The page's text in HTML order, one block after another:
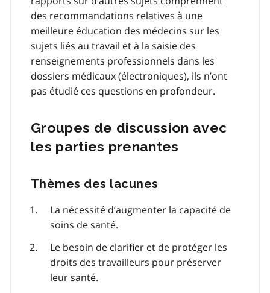
des recommandations relatives à une
meilleure éducation des médecins sur les
sujets liés au travail et à la saisie des
renseignements professionnels dans les
dossiers médicaux (électroniques), ils n’ont
pas étudié ces questions en profondeur.
Groupes de discussion avec
les parties prenantes
Thèmes des lacunes
La nécessité d’augmenter la capacité de
soins de santé.
Le besoin de clarifier et de protéger les
droits des travailleurs pour préserver
leur santé.